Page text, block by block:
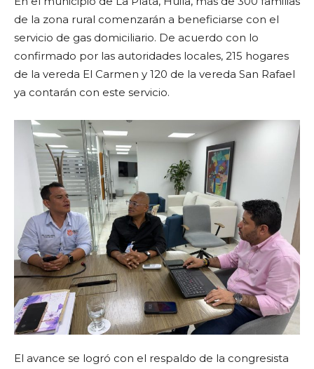
de la zona rural comenzarán a beneficiarse con el
servicio de gas domiciliario. De acuerdo con lo
confirmado por las autoridades locales, 215 hogares
de la vereda El Carmen y 120 de la vereda San Rafael
ya contarán con este servicio.
El avance se logró con el respaldo de la congresista